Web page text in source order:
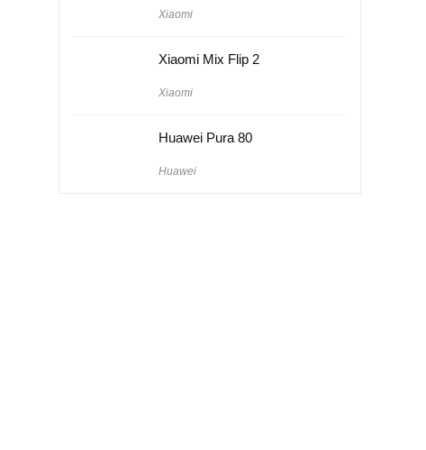
Xiaomi
Xiaomi Mix Flip 2
Xiaomi
Huawei Pura 80
Huawei